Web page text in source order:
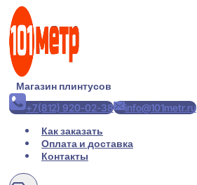
Перейти
содержимому
Магазин плинтусов
+7(812) 920-02-38
info@101metr.ru
Как заказать
Оплата и доставка
Контакты